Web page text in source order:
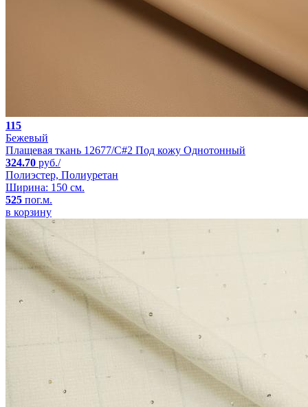
115
Бежевый
Плащевая ткань 12677/C#2 Под кожу Однотонный
324.70 руб./
Полиэстер, Полиуретан
Ширина: 150 см.
525 пог.м.
в корзину